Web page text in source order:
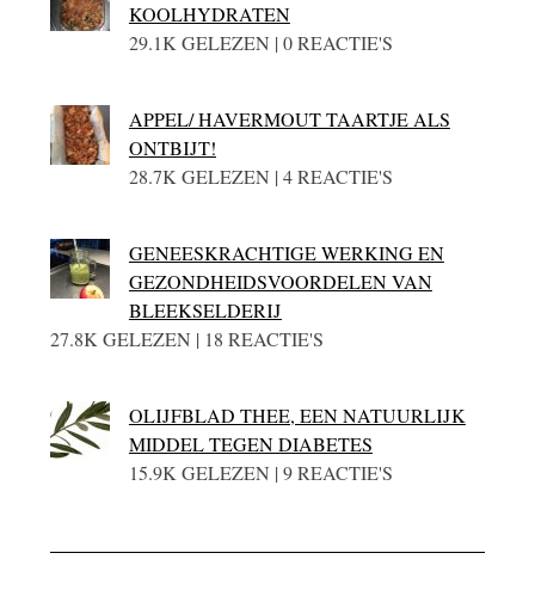
KOOLHYDRATEN
29.1K GELEZEN | 0 REACTIE'S
APPEL/ HAVERMOUT TAARTJE ALS
ONTBIJT!
28.7K GELEZEN | 4 REACTIE'S
GENEESKRACHTIGE WERKING EN
GEZONDHEIDSVOORDELEN VAN
BLEEKSELDERIJ
27.8K GELEZEN | 18 REACTIE'S
OLIJFBLAD THEE, EEN NATUURLIJK
MIDDEL TEGEN DIABETES
15.9K GELEZEN | 9 REACTIE'S